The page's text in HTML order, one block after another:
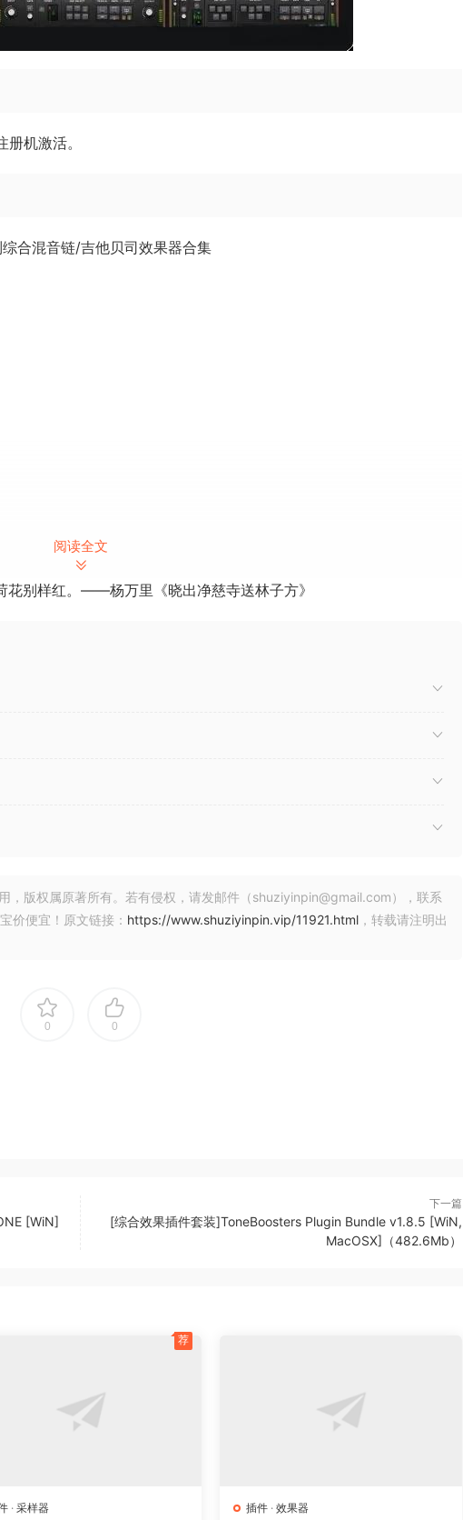
机激活。
合混音链/吉他贝司效果器合集
加载基于信号链的软件包，捕捉自己的信号链并与全世界分享。
，拥有一套不断扩展的踩踏箱、放大器、音箱、麦克风和效果器模型，
质量的卷积，同时对 CPU 的要求极低，易于使用，并提供先进的内
自己的音色。
吉他插件套件，由 Will Putney 的签名吉他音效独家开发而成。我们
重现威尔-普特尼制作作品的力量和品质，我们都为这一成果感到无比
Lammert 的签名吉他音效独家开发而成。Lasse 常用的踏板、
插件由 STL Tones & Lammert 设计，其开发目的是为了捕捉
）
乐队和 Sylosis 乐队中担任吉他手而广为人知。
从 Howard Benson & Mike Plotnikoff 的签名吉他音效中开发。
和 Plotnikoff 共同设计，可捕捉到二人吉他音色的每一个音质方
Andy James 的签名吉他音效独家开发而成。
阅读全文
花别样红。——杨万里《晓出净慈寺送林子方》
，版权属原著所有。若有侵权，请发邮件（shuziyinpin@gmail.com），联系
价便宜！原文链接： https://www.shuziyinpin.vip/11921.html ，转载请注明出
0 0
[WiN]
下一篇
[综合效果插件套装]ToneBoosters Plugin Bundle v1.8.5 [WiN,
MacOSX]（482.6Mb）
· 采样器
荐
插件 ·效果器